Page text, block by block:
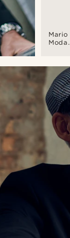
Mario
Moda
sapka